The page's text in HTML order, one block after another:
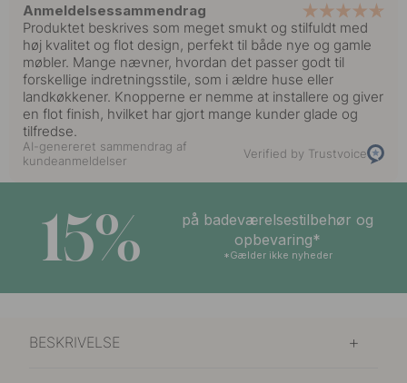
Anmeldelsessammendrag
Produktet beskrives som meget smukt og stilfuldt med
høj kvalitet og flot design, perfekt til både nye og gamle
møbler. Mange nævner, hvordan det passer godt til
forskellige indretningsstile, som i ældre huse eller
landkøkkener. Knopperne er nemme at installere og giver
en flot finish, hvilket har gjort mange kunder glade og
tilfredse.
AI-genereret sammendrag af
kundeanmeldelser
Verified by Trustvoice
15%
på badeværelsestilbehør og
opbevaring*
*Gælder ikke nyheder
BESKRIVELSE